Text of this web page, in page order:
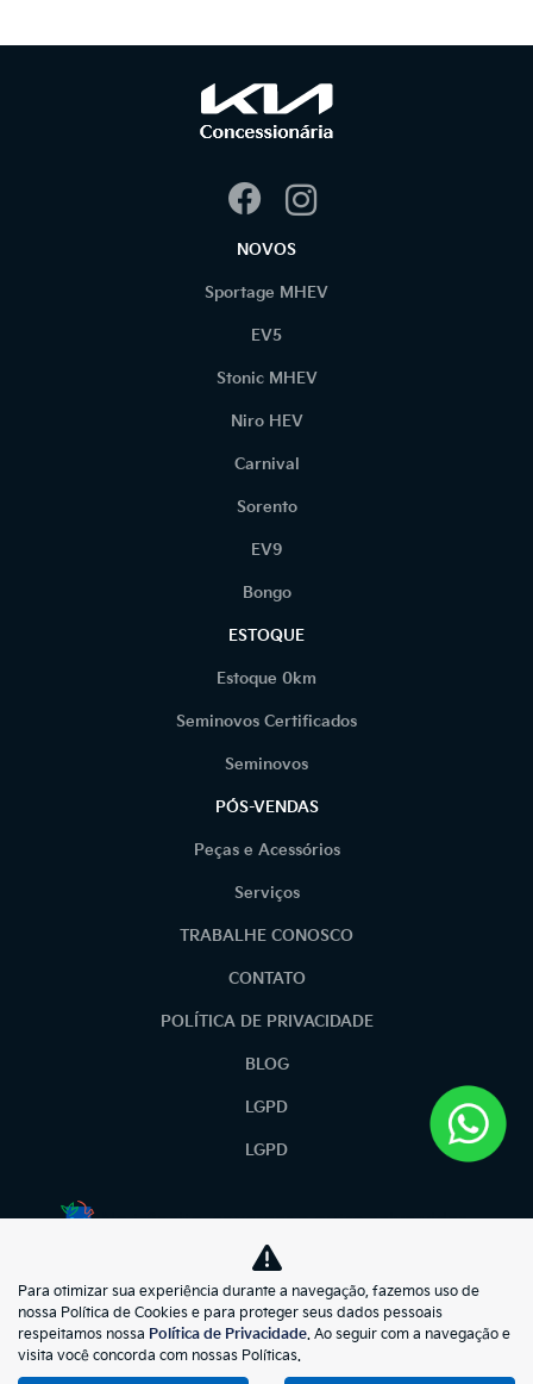
NOVOS
Sportage MHEV
EV5
Stonic MHEV
Niro HEV
Carnival
Sorento
EV9
Bongo
ESTOQUE
Estoque 0km
Seminovos Certificados
Seminovos
PÓS-VENDAS
Peças e Acessórios
Serviços
TRABALHE CONOSCO
CONTATO
POLÍTICA DE PRIVACIDADE
BLOG
LGPD
LGPD
No trânsito, enxergar o outro salva vidas.
kiasunmotors
73.695.397/0001-57
Para otimizar sua experiência durante a navegação, fazemos uso de
nossa Política de Cookies e para proteger seus dados pessoais
respeitamos nossa Política de Privacidade. Ao seguir com a navegação e
visita você concorda com nossas Políticas.